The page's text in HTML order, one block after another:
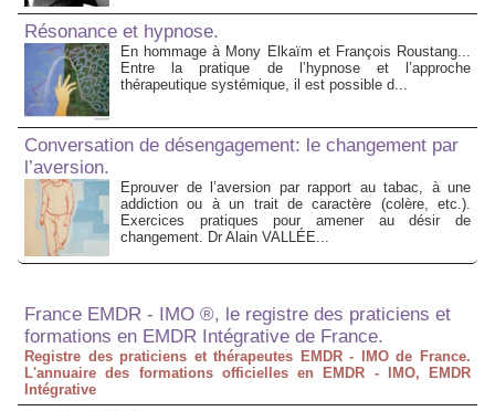
Résonance et hypnose.
En hommage à Mony Elkaïm et François Roustang...
Entre la pratique de l’hypnose et l’approche
thérapeutique systémique, il est possible d...
Conversation de désengagement: le changement par
l’aversion.
Eprouver de l’aversion par rapport au tabac, à une
addiction ou à un trait de caractère (colère, etc.).
Exercices pratiques pour amener au désir de
changement. Dr Alain VALLÉE...
France EMDR - IMO ®, le registre des praticiens et
formations en EMDR Intégrative de France.
Registre des praticiens et thérapeutes EMDR - IMO de France.
L'annuaire des formations officielles en EMDR - IMO, EMDR
Intégrative